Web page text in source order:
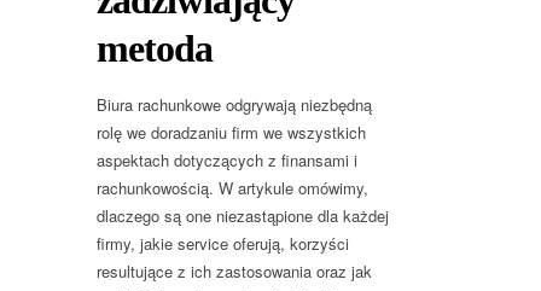
metoda
Biura rachunkowe odgrywają niezbędną
rolę we doradzaniu firm we wszystkich
aspektach dotyczących z finansami i
rachunkowością. W artykule omówimy,
dlaczego są one niezastąpione dla każdej
firmy, jakie service oferują, korzyści
resultujące z ich zastosowania oraz jak